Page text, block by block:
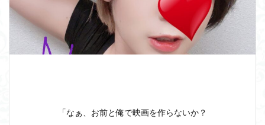
「なぁ、お前と俺で映画を作らないか？